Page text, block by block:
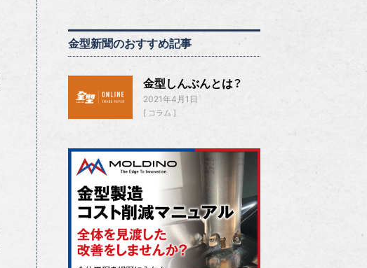
金型新聞のおすすめ記事
金型しんぶんとは？
2021年4月1日
コラム